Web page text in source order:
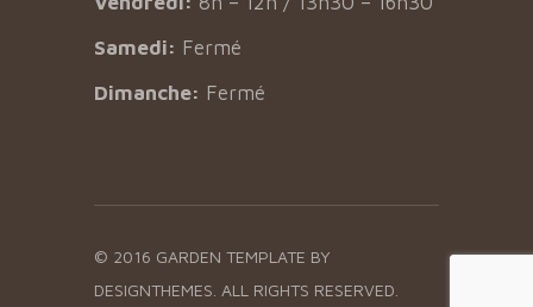
Samedi: Fermé
Dimanche: Fermé
© 2016 GARDEN TEMPLATE BY
DESIGNTHEMES. ALL RIGHTS RESERVED.